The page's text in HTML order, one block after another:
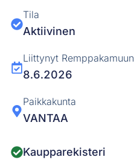
Tila
Aktiivinen
Liittynyt Remppakamuun
8.6.2026
Paikkakunta
VANTAA
Kaupparekisteri